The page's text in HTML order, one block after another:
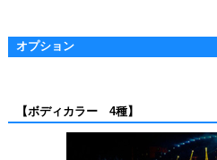
オプション
【ボディカラー 4種】